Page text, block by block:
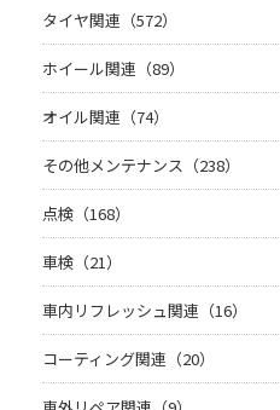
タイヤ関連（572）
ホイール関連（89）
オイル関連（74）
その他メンテナンス（238）
点検（168）
車検（21）
車内リフレッシュ関連（16）
コーティング関連（20）